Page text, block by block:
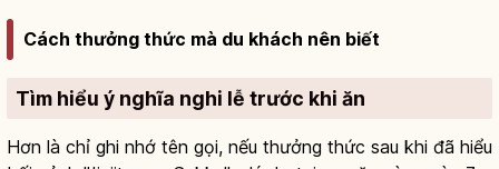
Cách thưởng thức mà du khách nên biết
Tìm hiểu ý nghĩa nghi lễ trước khi ăn
Hơn là chỉ ghi nhớ tên gọi, nếu thưởng thức sau khi đã hiểu